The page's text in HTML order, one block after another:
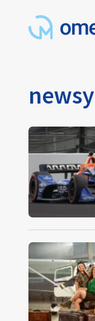
newsy